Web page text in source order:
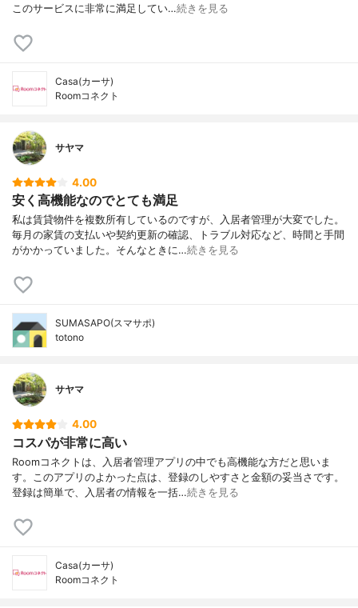
このサービスに非常に満足してい…続きを見る
Casa(カーサ)
Roomコネクト
サヤマ
4.00
安く高機能なのでとても満足
私は賃貸物件を複数所有しているのですが、入居者管理が大変でした。
毎月の家賃の支払いや契約更新の確認、トラブル対応など、時間と手間
がかかっていました。そんなときに…続きを見る
SUMASAPO(スマサポ)
totono
サヤマ
4.00
コスパが非常に高い
Roomコネクトは、入居者管理アプリの中でも高機能な方だと思いま
す。このアプリのよかった点は、登録のしやすさと金額の妥当さです。
登録は簡単で、入居者の情報を一括…続きを見る
Casa(カーサ)
Roomコネクト